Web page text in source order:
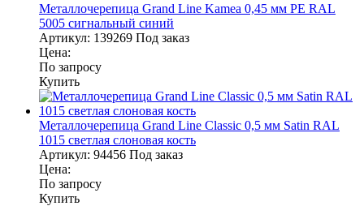
Металлочерепица Grand Line Kamea 0,45 мм PE RAL
5005 сигнальный синий
Артикул: 139269 Под заказ
Цена:
По запросу
Купить
Металлочерепица Grand Line Classic 0,5 мм Satin RAL
1015 светлая слоновая кость
Артикул: 94456 Под заказ
Цена:
По запросу
Купить